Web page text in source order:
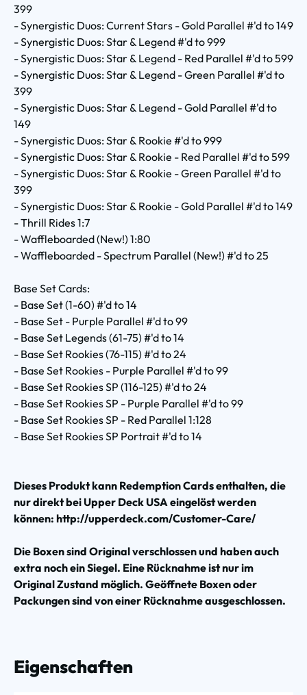
399
- Synergistic Duos: Current Stars - Gold Parallel #'d to 149
- Synergistic Duos: Star & Legend #'d to 999
- Synergistic Duos: Star & Legend - Red Parallel #'d to 599
- Synergistic Duos: Star & Legend - Green Parallel #'d to
399
- Synergistic Duos: Star & Legend - Gold Parallel #'d to
149
- Synergistic Duos: Star & Rookie #'d to 999
- Synergistic Duos: Star & Rookie - Red Parallel #'d to 599
- Synergistic Duos: Star & Rookie - Green Parallel #'d to
399
- Synergistic Duos: Star & Rookie - Gold Parallel #'d to 149
- Thrill Rides 1:7
- Waffleboarded (New!) 1:80
- Waffleboarded - Spectrum Parallel (New!) #'d to 25
Base Set Cards:
- Base Set (1-60) #'d to 14
- Base Set - Purple Parallel #'d to 99
- Base Set Legends (61-75) #'d to 14
- Base Set Rookies (76-115) #'d to 24
- Base Set Rookies - Purple Parallel #'d to 99
- Base Set Rookies SP (116-125) #'d to 24
- Base Set Rookies SP - Purple Parallel #'d to 99
- Base Set Rookies SP - Red Parallel 1:128
- Base Set Rookies SP Portrait #'d to 14
Dieses Produkt kann Redemption Cards enthalten, die
nur direkt bei Upper Deck USA eingelöst werden
können: http://upperdeck.com/Customer-Care/
Die Boxen sind Original verschlossen und haben auch
extra noch ein Siegel. Eine Rücknahme ist nur im
Original Zustand möglich. Geöffnete Boxen oder
Packungen sind von einer Rücknahme ausgeschlossen.
Eigenschaften